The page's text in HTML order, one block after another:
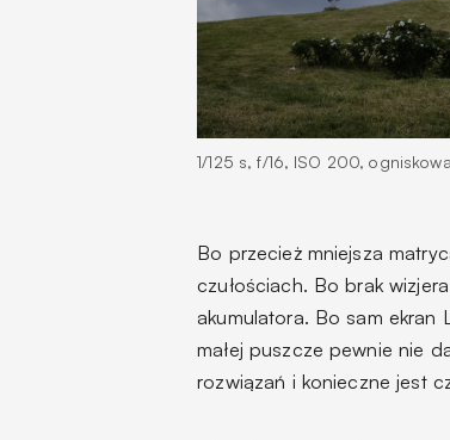
1/125 s, f/16, ISO 200,
Bo przecież mniejsza
czułościach. Bo brak
akumulatora. Bo sam ekran
małej puszcze pewnie nie
rozwiązań i konieczne jest